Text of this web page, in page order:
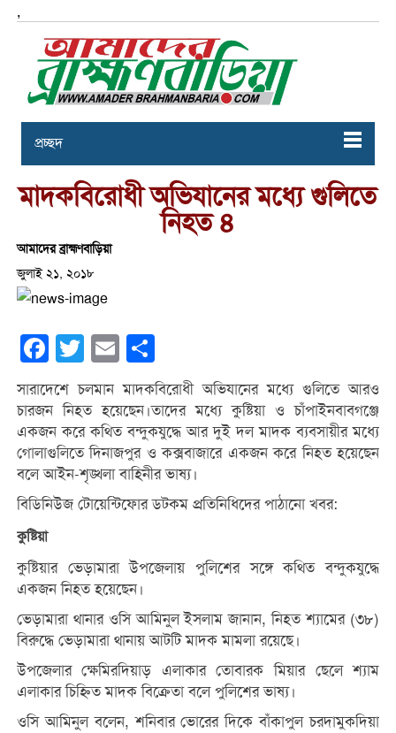
,
প্রচ্ছদ
মাদকবিরোধী অভিযানের মধ্যে গুলিতে
নিহত ৪
আমাদের ব্রাহ্মণবাড়িয়া
জুলাই ২১, ২০১৮
Facebook
Twitter Email
সারাদেশে চলমান মাদকবিরোধী অভিযানের মধ্যে গুলিতে আরও
চারজন নিহত হয়েছেন।তাদের মধ্যে কুষ্টিয়া ও চাঁপাইনবাবগঞ্জে
একজন করে কথিত বন্দুকযুদ্ধে আর দুই দল মাদক ব্যবসায়ীর মধ্যে
গোলাগুলিতে দিনাজপুর ও কক্সবাজারে একজন করে নিহত হয়েছেন
বলে আইন-শৃঙ্খলা বাহিনীর ভাষ্য।
বিডিনিউজ টোয়েন্টিফোর ডটকম প্রতিনিধিদের পাঠানো খবর:
কুষ্টিয়া
কুষ্টিয়ার ভেড়ামারা উপজেলায় পুলিশের সঙ্গে কথিত বন্দুকযুদ্ধে
একজন নিহত হয়েছেন।
ভেড়ামারা থানার ওসি আমিনুল ইসলাম জানান, নিহত শ্যামের (৩৮)
বিরুদ্ধে ভেড়ামারা থানায় আটটি মাদক মামলা রয়েছে।
উপজেলার ক্ষেমিরদিয়াড় এলাকার তোবারক মিয়ার ছেলে শ্যাম
এলাকার চিহ্নিত মাদক বিক্রেতা বলে পুলিশের ভাষ্য।
ওসি আমিনুল বলেন, শনিবার ভোরের দিকে বাঁকাপুল চরদামুকদিয়া